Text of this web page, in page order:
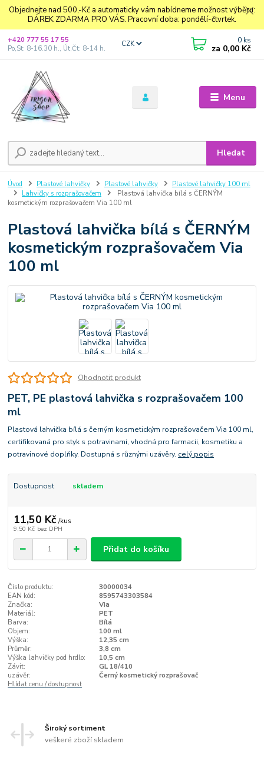
Objednejte nad 500,-Kč a automaticky vám nabídneme možnost výběru:
DÁREK ZDARMA PRO VÁS. Pracovní doba: pondělí-čtvrtek.
Menu
CZK
Hledat
+420 777 55 17 55
Po,St: 8-16.30 h., Út,Čt: 8-14 h.
0 ks
za 0,00 Kč
Úvod Plastové lahvičky Plastové lahvičky
Plastové lahvičky 100 ml
Lahvičky s rozprašovačem
Plastová lahvička bílá s ČERNÝM
kosmetickým rozprašovačem Via 100 ml
Plastová lahvička bílá s ČERNÝM
kosmetickým rozprašovačem Via
100 ml
Ohodnotit produkt
PET, PE plastová lahvička s rozprašovačem 100
ml
Plastová lahvička bílá s černým kosmetickým rozprašovačem Via 100 ml,
certifikovaná pro styk s potravinami, vhodná pro farmacii, kosmetiku a
potravinové doplňky. Dostupná s různými uzávěry. celý popis
Dostupnost skladem
11,50 Kč /kus
9,50 Kč bez DPH
Přidat do košíku
Číslo produktu:
30000034
EAN kód:
8595743303584
Značka:
Via
Materiál:
PET
Barva:
Bílá
Objem:
100 ml
Výška:
12,35 cm
Průměr:
3,8 cm
Výška lahvičky pod hrdlo:
10,5 cm
Závit:
GL 18/410
uzávěr:
Černý kosmetický rozprašovač
Hlídat cenu / dostupnost
Široký sortiment
veškeré zboží skladem